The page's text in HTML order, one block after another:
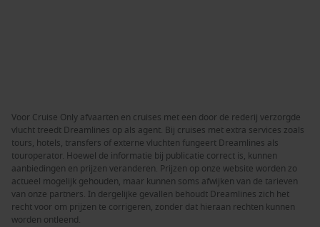
Voor Cruise Only afvaarten en cruises met een door de rederij verzorgde
vlucht treedt Dreamlines op als agent. Bij cruises met extra services zoals
tours, hotels, transfers of externe vluchten fungeert Dreamlines als
touroperator. Hoewel de informatie bij publicatie correct is, kunnen
aanbiedingen en prijzen veranderen. Prijzen op onze website worden zo
actueel mogelijk gehouden, maar kunnen soms afwijken van de tarieven
van onze partners. In dergelijke gevallen behoudt Dreamlines zich het
recht voor om prijzen te corrigeren, zonder dat hieraan rechten kunnen
worden ontleend.